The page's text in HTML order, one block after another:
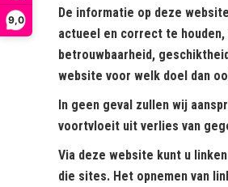
9,0
De informatie op deze
actueel en correct te
betrouwbaarheid,
website voor welk doel dan
In geen geval zullen wij
voortvloeit uit verlies van
Via deze website kunt u
die sites. Het opnemen van